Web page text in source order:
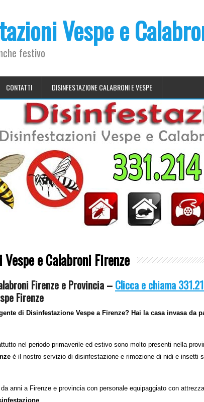
Vespe e
festivo
CONTATTI DISINFESTAZIONE CALABRONI E VESPE
e Calabroni Firenze
Firenze e Provincia –Clicca e chiama
Firenze
di Disinfestazione Vespe a Firenze? Hai la casa invasa da
nel periodo primaverile ed estivo sono molto presenti nella
è il nostro servizio di disinfestazione e rimozione di nidi e insetti
anni a Firenze e provincia con personale equipaggiato con
.